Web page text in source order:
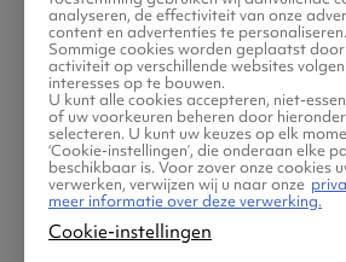
Zeker van veilig boeken en
Boek ook direct een hotel
in Eindhoven
Gratis tips, reisadvies en
aanbiedingen voor
analyseren, de effectiviteit van onze
content en advertenties te personaliseren.
Sommige cookies worden geplaatst
activiteit op verschillende websites
interesses op te bouwen.
U kunt alle cookies accepteren, niet-
of uw voorkeuren beheren door
selecteren. U kunt uw keuzes op elk
‘Cookie-instellingen’, die onderaan elke
beschikbaar is. Voor zover onze cookies
verwerken, verwijzen wij u naar onze
meer informatie over deze verwerking.
Cookie-instellingen